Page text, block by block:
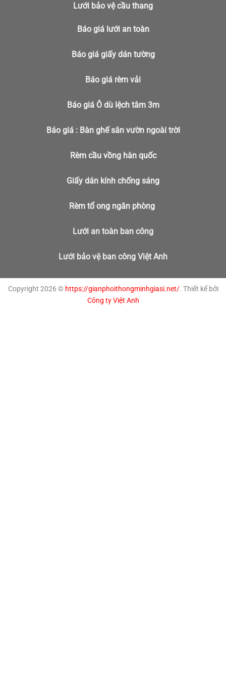
Lưới bảo vệ cầu thang
Báo giá lưới an toàn
Báo giá giấy dán tường
Báo giá rèm vải
Báo giá Ô dù lệch tâm 3m
Báo giá : Bàn ghế sân vườn ngoài trời
Rèm cầu vồng hàn quốc
Giấy dán kính chống sáng
Rèm tổ ong ngăn phòng
Lưới an toàn ban công
Lưới bảo vệ ban công Việt Anh
Copyright 2026 © https://gianphoithongminhgiasi.net/. Thiết kế bởi
Công ty Việt Anh